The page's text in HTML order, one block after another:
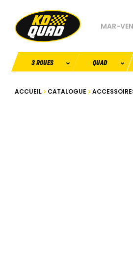
MAR-VEN
3 ROUES QUAD
ACCUEIL CATALOGUE